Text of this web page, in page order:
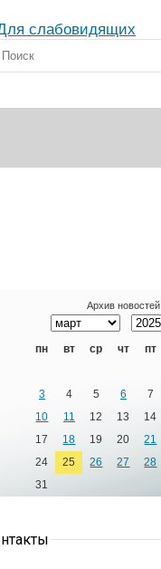
слабовидящих
Архив новостей
пн вт ср чт пт
3
4 5 6 7
10
11 12 13 14
17
18 19 20 21
24
25 26 27 28
31